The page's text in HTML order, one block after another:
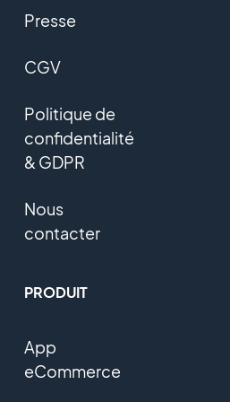
Presse
CGV
Politique de
confidentialité
& GDPR
Nous
contacter
PRODUIT
App
eCommerce